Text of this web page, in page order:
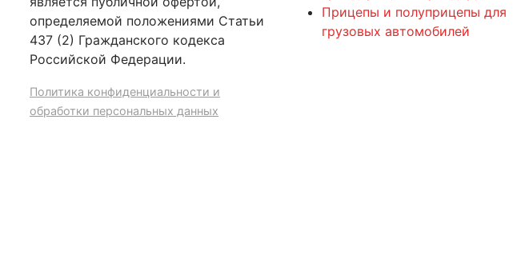
определяемой положениями Статьи
437 (2) Гражданского кодекса
Российской Федерации.
Политика конфиденциальности и
обработки персональных данных
Прицепы и полуприцепы для
грузовых автомобилей